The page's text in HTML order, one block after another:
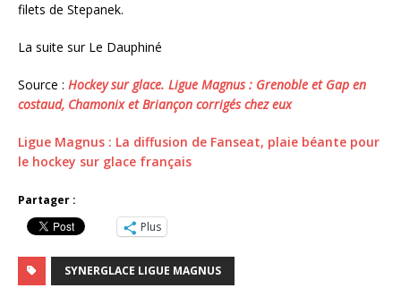
filets de Stepanek.
La suite sur Le Dauphiné
Source : Hockey sur glace. Ligue Magnus : Grenoble et Gap en
costaud, Chamonix et Briançon corrigés chez eux
Ligue Magnus : La diffusion de Fanseat, plaie béante pour
le hockey sur glace français
Partager :
Plus
SYNERGLACE LIGUE MAGNUS